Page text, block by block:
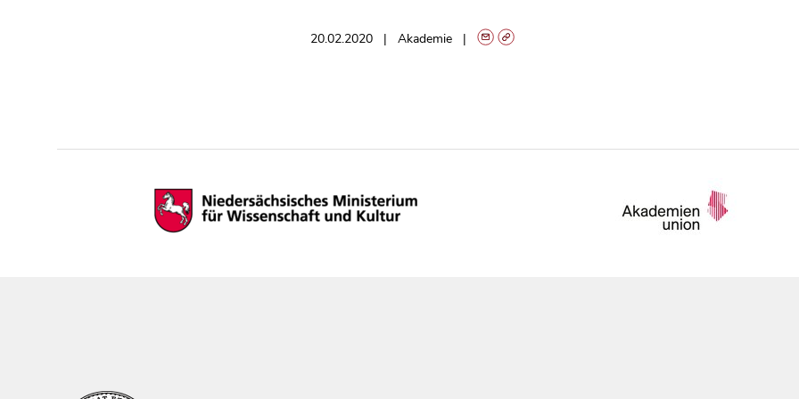
20.02.2020 Akademie